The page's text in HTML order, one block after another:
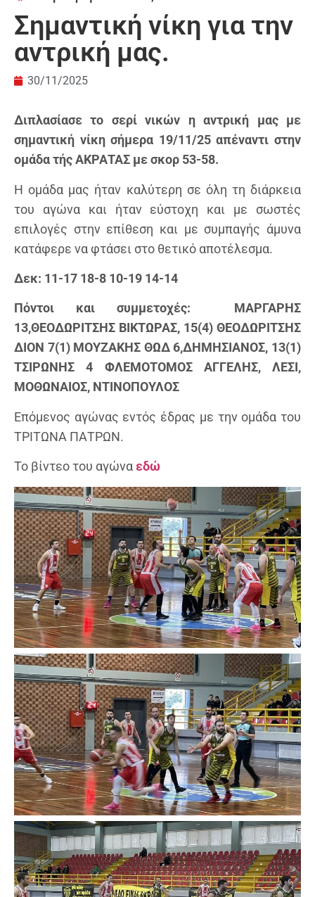
Σημαντική νίκη για την
αντρική μας.
30/11/2025
Διπλασίασε το σερί νικών η αντρική μας με
σημαντική νίκη σήμερα 19/11/25 απέναντι στην
ομάδα τής ΑΚΡΑΤΑΣ με σκορ 53-58.
Η ομάδα μας ήταν καλύτερη σε όλη τη διάρκεια
του αγώνα και ήταν εύστοχη και με σωστές
επιλογές στην επίθεση και με συμπαγής άμυνα
κατάφερε να φτάσει στο θετικό αποτέλεσμα.
Δεκ: 11-17 18-8 10-19 14-14
Πόντοι και συμμετοχές: ΜΑΡΓΑΡΗΣ
13,ΘΕΟΔΩΡΙΤΣΗΣ ΒΙΚΤΩΡΑΣ, 15(4) ΘΕΟΔΩΡΙΤΣΗΣ
ΔΙΟΝ 7(1) ΜΟΥΖΑΚΗΣ ΘΩΔ 6,ΔΗΜΗΣΙΑΝΟΣ, 13(1)
ΤΣΙΡΩΝΗΣ 4 ΦΛΕΜΟΤΟΜΟΣ ΑΓΓΕΛΗΣ, ΛΕΣΙ,
ΜΟΘΩΝΑΙΟΣ, ΝΤΙΝΟΠΟΥΛΟΣ
Επόμενος αγώνας εντός έδρας με την ομάδα του
ΤΡΙΤΩΝΑ ΠΑΤΡΩΝ.
Το βίντεο του αγώνα εδώ